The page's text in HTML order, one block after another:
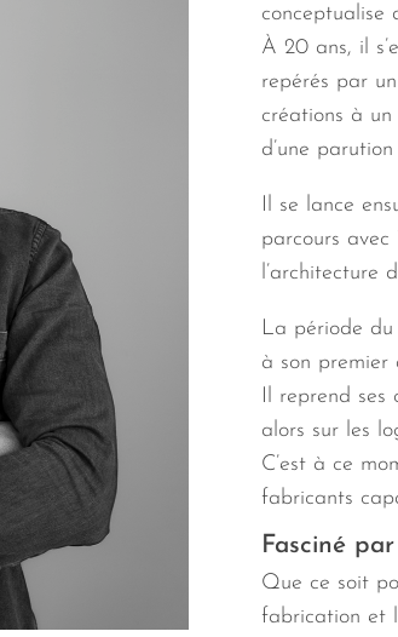
conceptualise
À 20 ans, il
repérés par
créations à
d’une
Il se lance
parcours avec
l’architecture
La période
à son premier
Il reprend
alors sur les
C’est à ce
fabricants
Fasciné
Que ce soit
fabrication et